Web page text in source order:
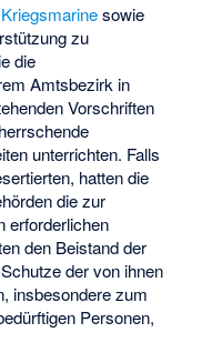
Kriegsmarinesowie
zu
die
Amtsbezirk in
Vorschriften
unterrichten. Falls
hatten die
die zur
erforderlichen
den Beistand der
der von ihnen
insbesondere zum
Personen,